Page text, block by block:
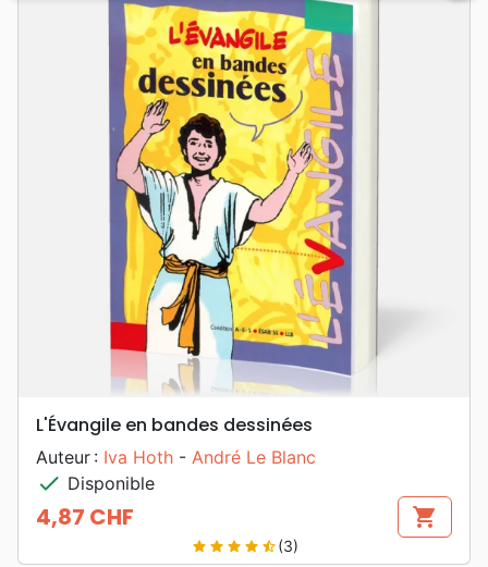
L'Évangile en bandes dessinées
Auteur : Iva Hoth - André Le Blanc
check Disponible
Prix
4,87 CHF shopping_cart
star star star star star_half(3)